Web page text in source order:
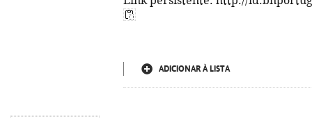
ADICIONAR À LISTA